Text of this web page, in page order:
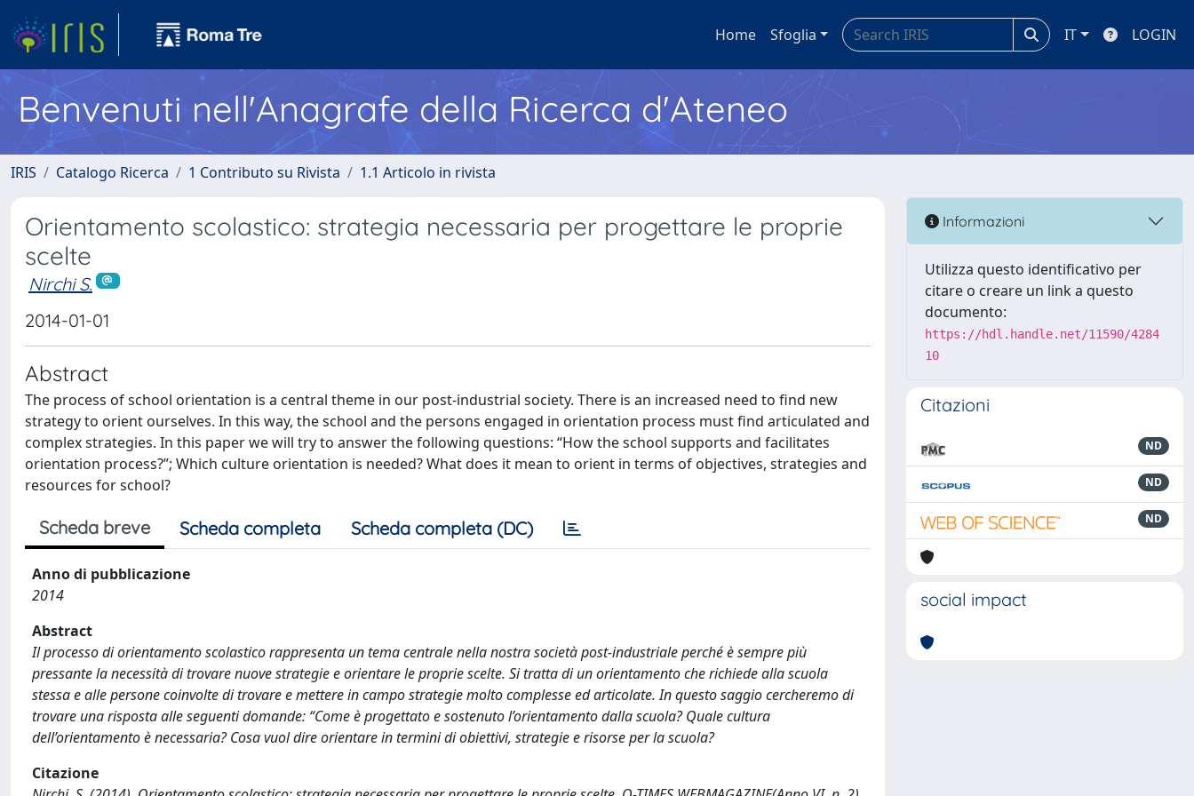
Home Sfoglia IT LOGIN
Benvenuti nell'Anagrafe della Ricerca d'Ateneo
IRIS Catalogo Ricerca 1 Contributo su Rivista 1.1 Articolo in rivista
Orientamento scolastico: strategia necessaria per progettare le proprie
scelte
Nirchi S.
2014-01-01
Abstract
The process of school orientation is a central theme in our post-industrial society. There is an increased need to find new
strategy to orient ourselves. In this way, the school and the persons engaged in orientation process must find articulated and
complex strategies. In this paper we will try to answer the following questions: “How the school supports and facilitates
orientation process?”; Which culture orientation is needed? What does it mean to orient in terms of objectives, strategies and
resources for school?
Scheda breve Scheda completa Scheda completa (DC)
Anno di pubblicazione
2014
Abstract
Il processo di orientamento scolastico rappresenta un tema centrale nella nostra società post-industriale perché è sempre più
pressante la necessità di trovare nuove strategie e orientare le proprie scelte. Si tratta di un orientamento che richiede alla scuola
stessa e alle persone coinvolte di trovare e mettere in campo strategie molto complesse ed articolate. In questo saggio cercheremo di
trovare una risposta alle seguenti domande: “Come è progettato e sostenuto l’orientamento dalla scuola? Quale cultura
dell’orientamento è necessaria? Cosa vuol dire orientare in termini di obiettivi, strategie e risorse per la scuola?
Citazione
Informazioni
Utilizza questo identificativo per
citare o creare un link a questo
documento:
https://hdl.handle.net/11590/4284
10
Citazioni
ND
ND
ND
social impact